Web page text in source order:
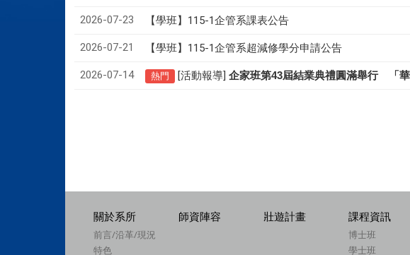
2026-07-23 【學班】115-1企管系課表公告
2026-07-21 【學班】115-1企管系超減修學分申請公告
2026-07-14 熱門 [活動報導]企家班第43屆結業典禮圓滿舉行 「
關於系所
前言/沿革/現況
特色
師資陣容 壯遊計畫 課程資訊
博士班
學士班